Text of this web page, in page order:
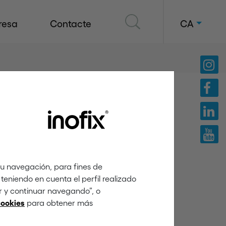
navegación, para fines de
en cuenta el perfil realizado
y continuar navegando”, o
para obtener más
Contacte CA